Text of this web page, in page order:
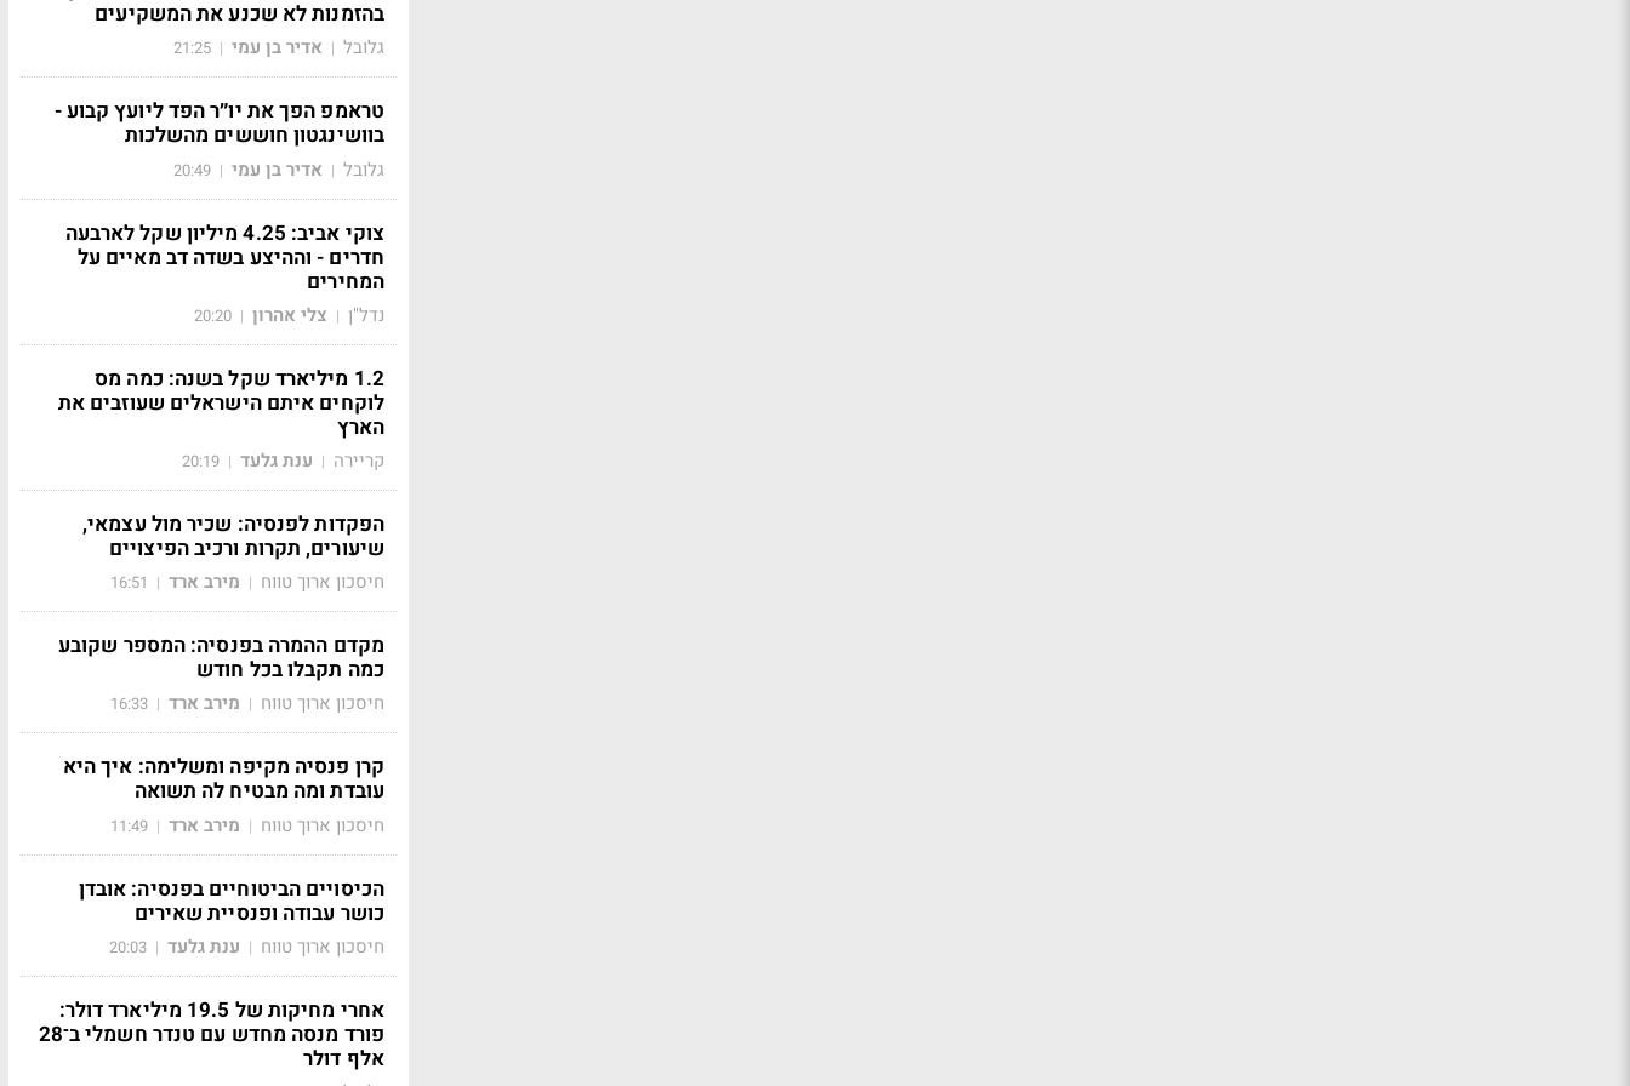
בהזמנות לא שכנע את המשקיעים
גלובל | אדיר בן עמי |
21:25
טראמפ הפך את יו״ר הפד ליועץ קבוע -
בוושינגטון חוששים מהשלכות
גלובל | אדיר בן עמי |
20:49
צוקי אביב: 4.25 מיליון שקל לארבעה
חדרים - וההיצע בשדה דב מאיים על
המחירים
נדל"ן | צלי אהרון |
20:20
1.2 מיליארד שקל בשנה: כמה מס
לוקחים איתם הישראלים שעוזבים את
הארץ
קריירה | ענת גלעד |
20:19
הפקדות לפנסיה: שכיר מול עצמאי,
שיעורים, תקרות ורכיב הפיצויים
חיסכון ארוך טווח | מירב ארד |
16:51
מקדם ההמרה בפנסיה: המספר שקובע
כמה תקבלו בכל חודש
חיסכון ארוך טווח | מירב ארד |
16:33
קרן פנסיה מקיפה ומשלימה: איך היא
עובדת ומה מבטיח לה תשואה
חיסכון ארוך טווח | מירב ארד |
11:49
הכיסויים הביטוחיים בפנסיה: אובדן
כושר עבודה ופנסיית שאירים
חיסכון ארוך טווח | ענת גלעד |
20:03
אחרי מחיקות של 19.5 מיליארד דולר:
פורד מנסה מחדש עם טנדר חשמלי ב־28
אלף דולר